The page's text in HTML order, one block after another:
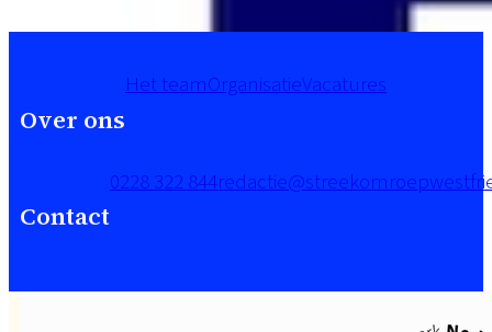
Over ons
Het teamOrganisatieVacatures
Contact
0228 322 844